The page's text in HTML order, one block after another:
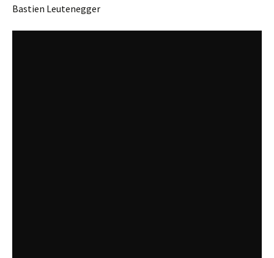
Bastien Leutenegger